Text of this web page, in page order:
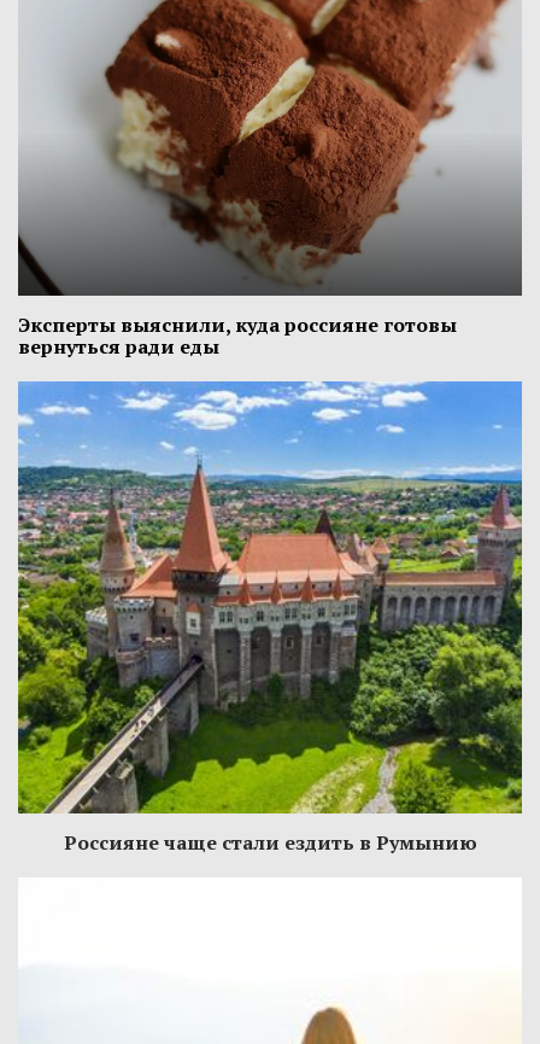
Эксперты выяснили, куда россияне готовы
вернуться ради еды
Россияне чаще стали ездить в Румынию